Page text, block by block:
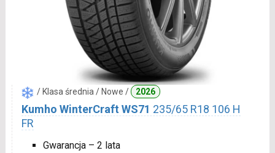
/ Klasa średnia / Nowe / 2026
Kumho WinterCraft WS71 235/65 R18 106 H
FR
Gwarancja – 2 lata